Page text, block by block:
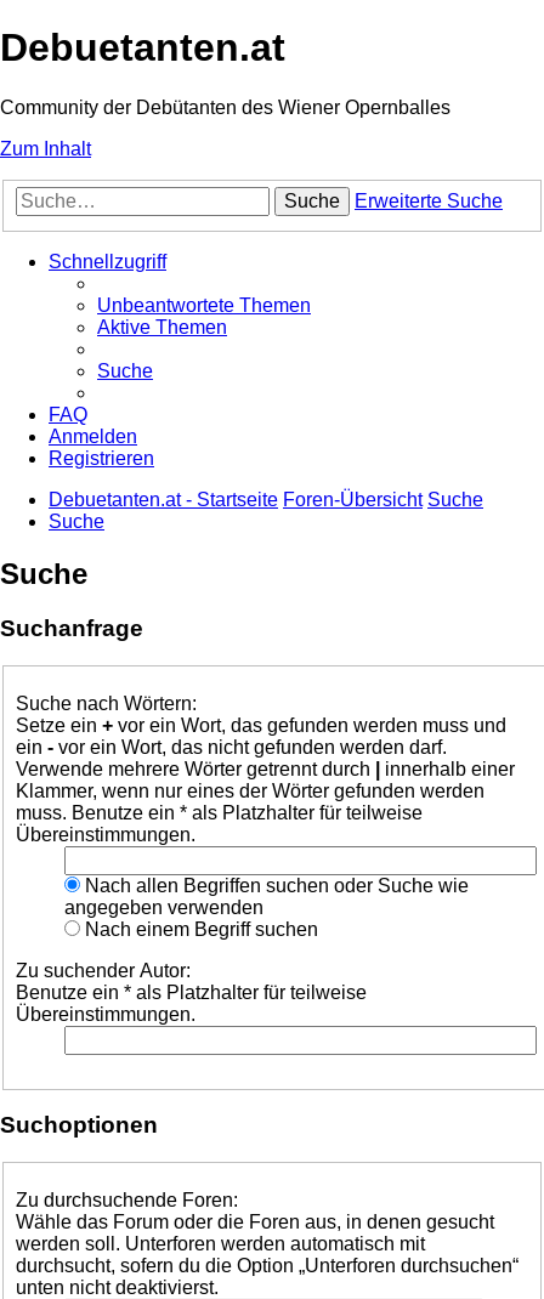
Debuetanten.at
Community der Debütanten des Wiener Opernballes
Zum Inhalt
Suche Erweiterte Suche
Schnellzugriff
Unbeantwortete Themen
Aktive Themen
Suche
FAQ
Anmelden
Registrieren
Debuetanten.at - Startseite Foren-Übersicht Suche
Suche
Suche
Suchanfrage
Suche nach Wörtern:
Setze ein + vor ein Wort, das gefunden werden muss und
ein - vor ein Wort, das nicht gefunden werden darf.
Verwende mehrere Wörter getrennt durch
innerhalb einer
Klammer, wenn nur eines der Wörter gefunden werden
muss. Benutze ein * als Platzhalter für teilweise
Übereinstimmungen.
Nach allen Begriffen suchen oder Suche wie
angegeben verwenden
Nach einem Begriff suchen
Zu suchender Autor:
Benutze ein * als Platzhalter für teilweise
Übereinstimmungen.
Suchoptionen
Zu durchsuchende Foren:
Wähle das Forum oder die Foren aus, in denen gesucht
werden soll. Unterforen werden automatisch mit
durchsucht, sofern du die Option „Unterforen durchsuchen“
unten nicht deaktivierst.